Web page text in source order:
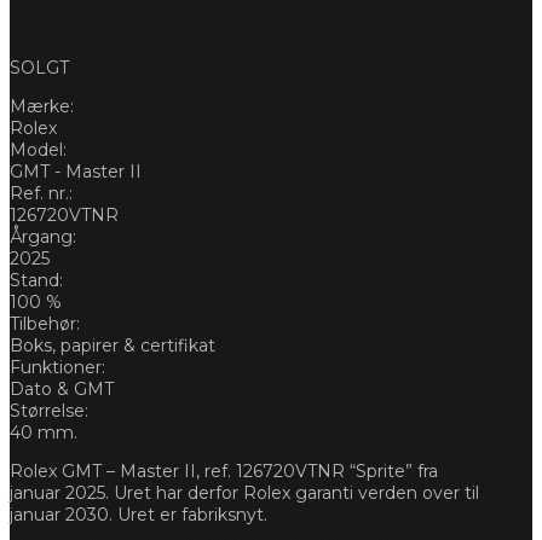
SOLGT
Mærke:
Rolex
Model:
GMT - Master II
Ref. nr.:
126720VTNR
Årgang:
2025
Stand:
100 %
Tilbehør:
Boks, papirer & certifikat
Funktioner:
Dato & GMT
Størrelse:
40 mm.
Rolex GMT – Master II, ref. 126720VTNR “Sprite” fra
januar 2025. Uret har derfor Rolex garanti verden over til
januar 2030. Uret er fabriksnyt.